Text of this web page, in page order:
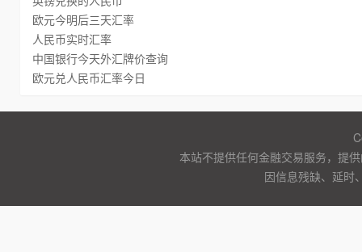
欧元今明后三天汇率
人民币实时汇率
中国银行今天外汇牌价查询
欧元兑人民币汇率今日
本站不提供任何金融交易服务，提
因信息残缺、延时